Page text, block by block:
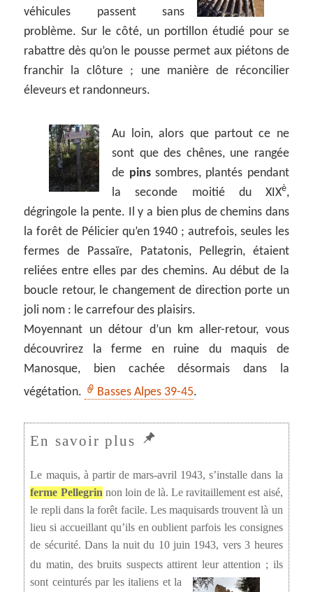
véhicules passent sans
problème. Sur le côté, un portillon étudié pour se
rabattre dès qu’on le pousse permet aux piétons de
franchir la clôture ; une manière de réconcilier
éleveurs et randonneurs.
Au loin, alors que partout ce ne
sont que des chênes, une rangée
de pinssombres, plantés pendant
la seconde moitié du XIXè,
dégringole la pente. Il y a bien plus de chemins dans
la forêt de Pélicier qu’en 1940 ; autrefois, seules les
fermes de Passaïre, Patatonis, Pellegrin, étaient
reliées entre elles par des chemins. Au début de la
boucle retour, le changement de direction porte un
joli nom : le carrefour des plaisirs.
Moyennant un détour d’un km aller-retour, vous
découvrirez la ferme en ruine du maquis de
Manosque, bien cachée désormais dans la
végétation.
Basses Alpes 39-45.
Le maquis, à partir de mars-avril 1943, s’installe dans la
ferme Pellegrin non loin de là. Le ravitaillement est aisé,
le repli dans la forêt facile. Les maquisards trouvent là un
lieu si accueillant qu’ils en oublient parfois les consignes
de sécurité. Dans la nuit du 10 juin 1943, vers 3 heures
du matin, des bruits suspects attirent leur attention ; ils
sont ceinturés par les italiens et la